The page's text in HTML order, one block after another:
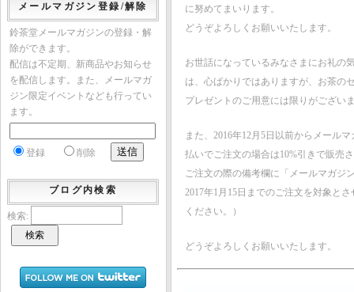
に努めてまいります。
どうぞよろしくお願いいたします。
お世話になっているみなさまにお礼の
は、心ばかりではありますが、お茶の
プレゼントのご用意には限りがござい
また、2016年12月5日以前からメール
払いでご注文の場合は10%引きで販売
ご注文の際の備考欄に「メールマガジ
2017年1月15日までのご注文を対象と
ください。）
どうぞよろしくお願いいたします。
メールマガジン登録/解除
鈴茶堂メールマガジンの登録・解
除ができます。
配信は不定期、新商品やお知らせ
を配信します。また、メールマガ
ジン限定イベントなども行ってい
ます。
登録 削除
ブログ内検索
検索: